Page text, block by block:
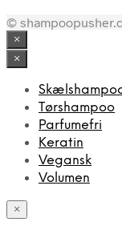
©
×
×
Tørshampoo
Parfumefri
Keratin
Vegansk
Volumen
×